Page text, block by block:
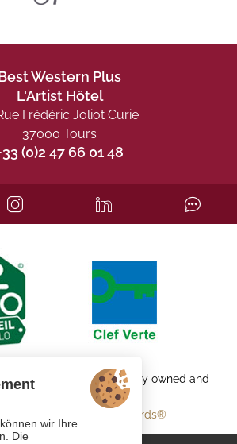
Western Plus
L'Artist Hôtel
Frédéric Joliot Curie
37000 Tours
(0)2 47 66 01 48
property is independently owned and
Best Western Rewards®
wir Ihre
Die